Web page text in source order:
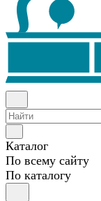
Каталог
По всему сайту
По каталогу